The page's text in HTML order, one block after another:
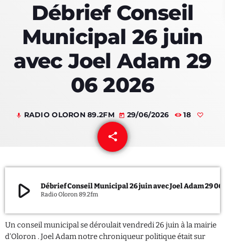
PROGRAMMES & ÉMISSIONS
TITRES DIFFUSÉS
PODCASTS
ADHÉRER OU SOUTENIR
juillet 2026
Débrief Conseil
Municipal 26 juin
avec Joel Adam 29
06 2026
mic RADIO OLORON 89.2FM today 29/06/2026 18
share
email
play_arrow Radio Oloron 89.2fm
Un conseil municipal se déroulait vendredi 26 juin à la mairie
d’Oloron . Joel Adam notre chroniqueur politique était sur